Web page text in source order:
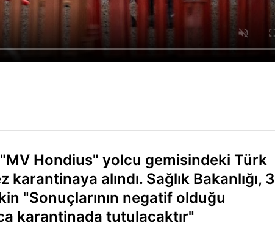
Hondius" yolcu gemisindeki Türk
alındı. Sağlık Bakanlığı, 3
"Sonuçlarının negatif olduğu
karantinada tutulacaktır"